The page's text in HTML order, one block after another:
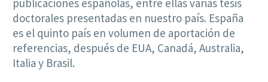
doctorales presentadas en nuestro país. España
es el quinto país en volumen de aportación de
referencias, después de EUA, Canadá, Australia,
Italia y Brasil.